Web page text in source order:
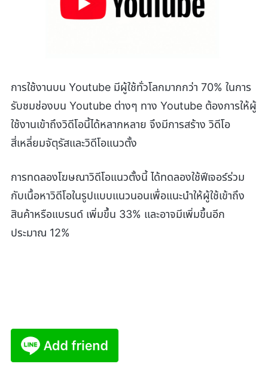
การใช้งานบน Youtube มีผู้ใช้ทั่วโลกมากกว่า 70% ในการ
รับชมช่องบน Youtube ต่างๆ ทาง Youtube ต้องการให้ผู้
ใช้งานเข้าถึงวิดีโอนี้ได้หลากหลาย จึงมีการสร้าง วิดีโอ
สี่เหลี่ยมจัตุรัสและวิดีโอแนวตั้ง
การทดลองโฆษณาวิดีโอแนวตั้งนี้ ได้ทดลองใช้ฟีเจอร์ร่วม
กับเนื้อหาวิดีโอในรูปแบบแนวนอนเพื่อแนะนำให้ผู้ใช้เข้าถึง
สินค้าหรือแบรนด์ เพิ่มขึ้น 33% และอาจมีเพิ่มขึ้นอีก
ประมาณ 12%